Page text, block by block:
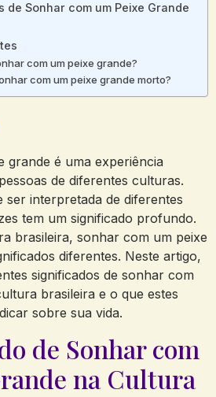
de Sonhar com um Peixe Grande
com um peixe grande?
com um peixe grande morto?
grande é uma experiência
de diferentes culturas.
ser interpretada de diferentes
tem um significado profundo.
brasileira, sonhar com um peixe
diferentes. Neste artigo,
significados de sonhar com
brasileira e o que estes
sobre sua vida.
de Sonhar com
na Cultura